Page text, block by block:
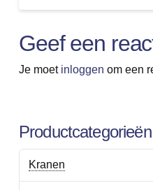
Geef een
Je moet inloggen om een
Productcategorieën
Kranen